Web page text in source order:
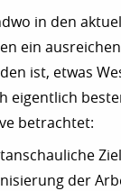
in den
ein
ist, etwas
eigentlich
betrachtet:
der